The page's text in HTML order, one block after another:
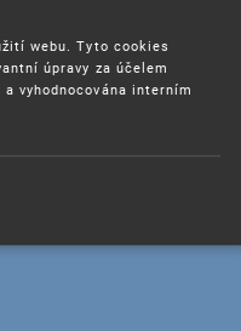
Žádné akce ve
webu. Tyto cookies
úpravy za účelem
vyhodnocována interním